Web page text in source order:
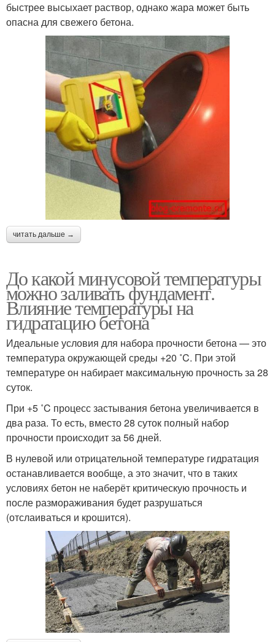
быстрее высыхает раствор, однако жара может быть
опасна для свежего бетона.
читать дальше →
До какой минусовой температуры
можно заливать фундамент.
Влияние температуры на
гидратацию бетона
Идеальные условия для набора прочности бетона — это
температура окружающей среды +20 ˚C. При этой
температуре он набирает максимальную прочность за 28
суток.
При +5 ˚C процесс застывания бетона увеличивается в
два раза. То есть, вместо 28 суток полный набор
прочности происходит за 56 дней.
В нулевой или отрицательной температуре гидратация
останавливается вообще, а это значит, что в таких
условиях бетон не наберёт критическую прочность и
после размораживания будет разрушаться
(отслаиваться и крошится).